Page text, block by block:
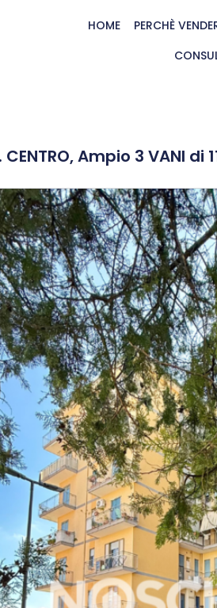
HOME PERCHÈ
Ampio 3 VANI di